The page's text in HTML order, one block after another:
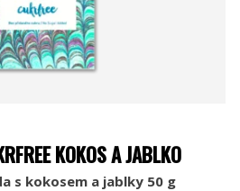
KOKOS A JABLKO
s kokosem a jablky 50 g